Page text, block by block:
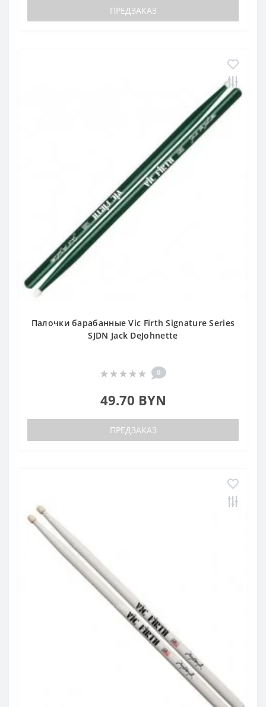
ПРЕДЗАКАЗ
Палочки барабанные Vic Firth Signature Series
SJDN Jack DeJohnette
0
49.70 BYN
ПРЕДЗАКАЗ